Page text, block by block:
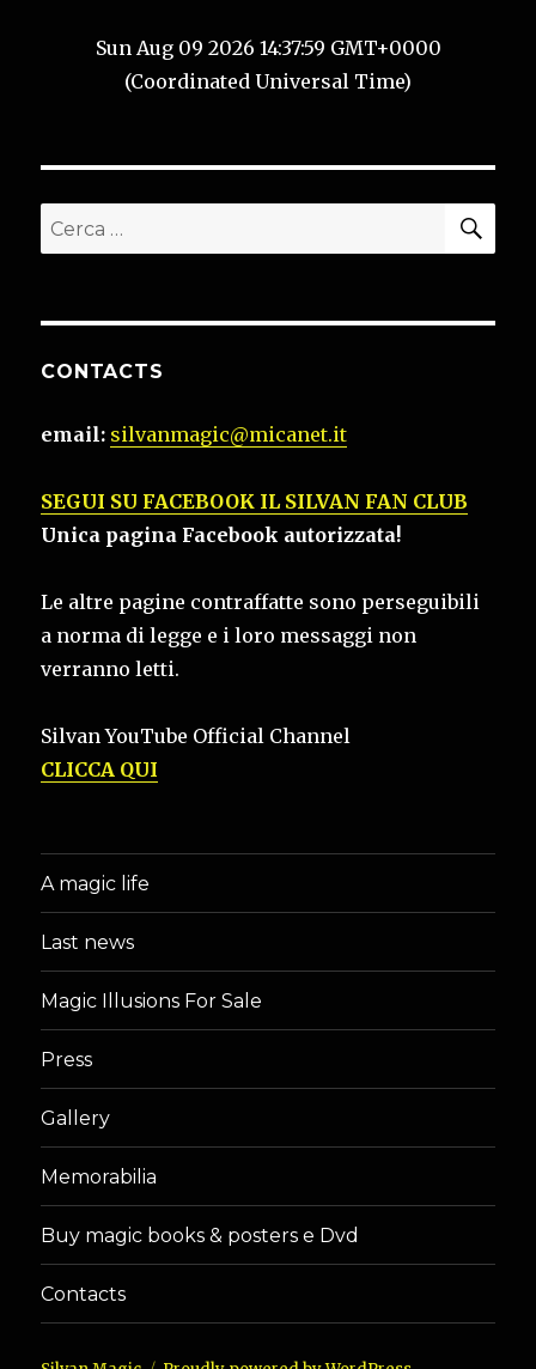
Sun Aug 09 2026 14:37:59 GMT+0000
(Coordinated Universal Time)
Cerca:
CONTACTS
email: silvanmagic@micanet.it
SEGUI SU FACEBOOK IL SILVAN FAN CLUB
Unica pagina Facebook autorizzata!
Le altre pagine contraffatte sono perseguibili
a norma di legge e i loro messaggi non
verranno letti.
Silvan YouTube Official Channel
CLICCA QUI
A magic life
Last news
Magic Illusions For Sale
Press
Gallery
Memorabilia
Buy magic books & posters e Dvd
Contacts